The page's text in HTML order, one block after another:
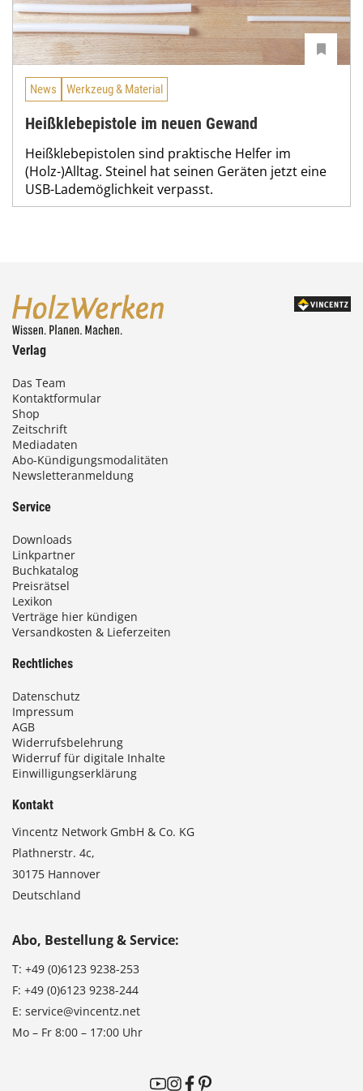
News Werkzeug & Material
Heißklebepistole im neuen Gewand
Heißklebepistolen sind praktische Helfer im
(Holz-)Alltag. Steinel hat seinen Geräten jetzt eine
USB-Lademöglichkeit verpasst.
Verlag
Das Team
Kontaktformular
Shop
Zeitschrift
Mediadaten
Abo-Kündigungsmodalitäten
Newsletteranmeldung
Service
Downloads
Linkpartner
Buchkatalog
Preisrätsel
Lexikon
Verträge hier kündigen
Versandkosten & Lieferzeiten
Rechtliches
Datenschutz
Impressum
AGB
Widerrufsbelehrung
Widerruf für digitale Inhalte
Einwilligungserklärung
Kontakt
Vincentz Network GmbH & Co. KG
Plathnerstr. 4c,
30175 Hannover
Deutschland
Abo, Bestellung & Service:
T: +49 (0)6123 9238-253
F: +49 (0)6123 9238-244
E: service@vincentz.net
Mo – Fr 8:00 – 17:00 Uhr